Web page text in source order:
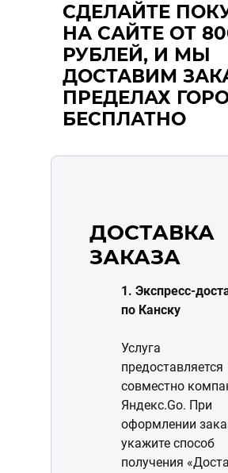
СДЕЛАЙТЕ
НА САЙТЕ ОТ
РУБЛЕЙ, И МЫ
ДОСТАВИМ
ПРЕДЕЛАХ
БЕСПЛАТНО
ДОСТАВКА
ЗАКАЗА
1. Экспресс-
по Канску
Услуга
предоставляется
совместно
Яндекс.Go. При
оформлении
укажите способ
получения